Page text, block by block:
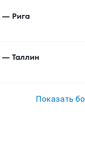
— Рига
— Таллин
Показать